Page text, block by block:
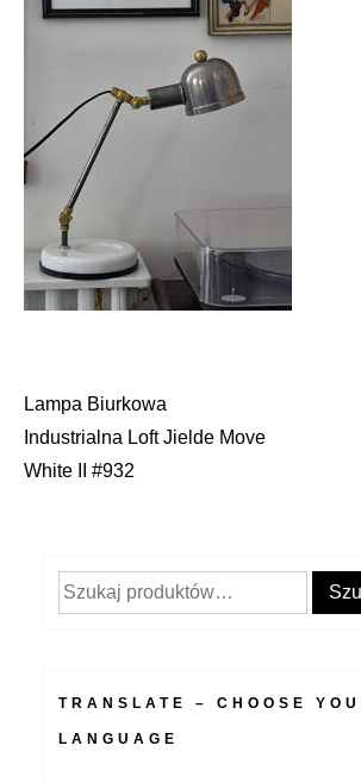
Nawigacja
wpisu
Lampa Biurkowa
Industrialna Loft Jielde Move
White II #932
Szukaj:
TRANSLATE – CHOOSE
LANGUAGE